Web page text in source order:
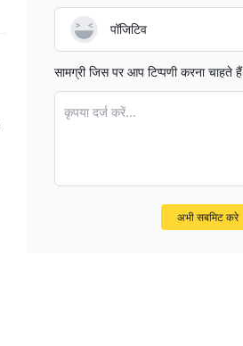
पॉजिटिव
सामग्री जिस पर आप टिप्पणी करना चाहते हैं
कृपया दर्ज करें...
अभी सबमिट करे